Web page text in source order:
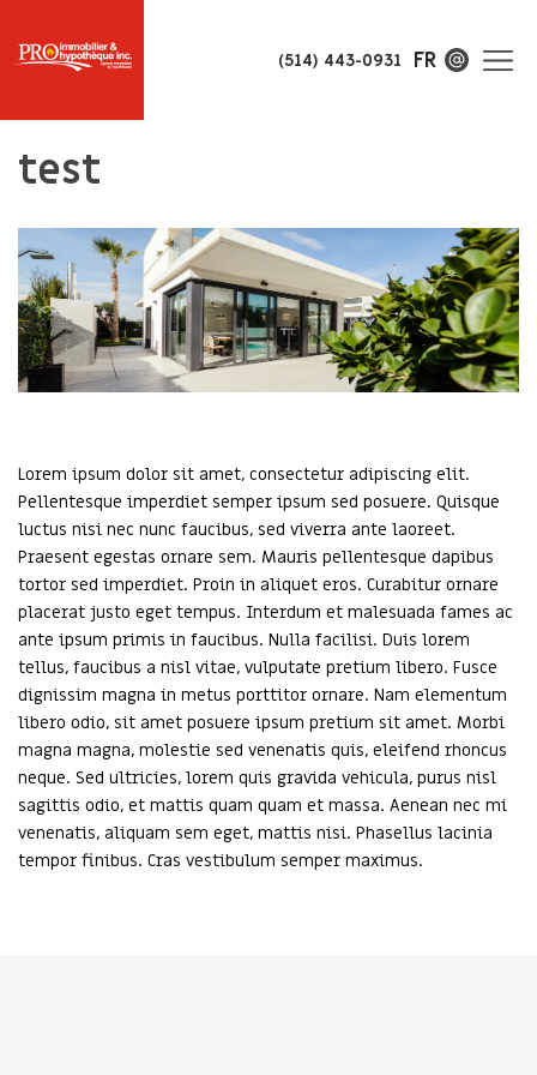
(514) 443-0931 FR
test
Lorem ipsum dolor sit amet, consectetur adipiscing elit.
Pellentesque imperdiet semper ipsum sed posuere. Quisque
luctus nisi nec nunc faucibus, sed viverra ante laoreet.
Praesent egestas ornare sem. Mauris pellentesque dapibus
tortor sed imperdiet. Proin in aliquet eros. Curabitur ornare
placerat justo eget tempus. Interdum et malesuada fames ac
ante ipsum primis in faucibus. Nulla facilisi. Duis lorem
tellus, faucibus a nisl vitae, vulputate pretium libero. Fusce
dignissim magna in metus porttitor ornare. Nam elementum
libero odio, sit amet posuere ipsum pretium sit amet. Morbi
magna magna, molestie sed venenatis quis, eleifend rhoncus
neque. Sed ultricies, lorem quis gravida vehicula, purus nisl
sagittis odio, et mattis quam quam et massa. Aenean nec mi
venenatis, aliquam sem eget, mattis nisi. Phasellus lacinia
tempor finibus. Cras vestibulum semper maximus.